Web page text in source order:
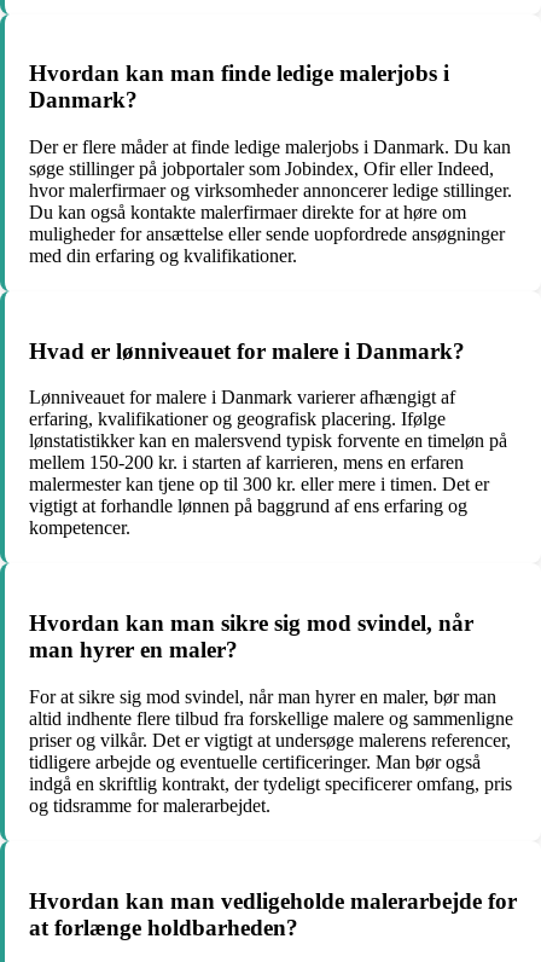
Hvordan kan man finde ledige malerjobs i
Danmark?
Der er flere måder at finde ledige malerjobs i Danmark. Du kan
søge stillinger på jobportaler som Jobindex, Ofir eller Indeed,
hvor malerfirmaer og virksomheder annoncerer ledige stillinger.
Du kan også kontakte malerfirmaer direkte for at høre om
muligheder for ansættelse eller sende uopfordrede ansøgninger
med din erfaring og kvalifikationer.
Hvad er lønniveauet for malere i Danmark?
Lønniveauet for malere i Danmark varierer afhængigt af
erfaring, kvalifikationer og geografisk placering. Ifølge
lønstatistikker kan en malersvend typisk forvente en timeløn på
mellem 150-200 kr. i starten af karrieren, mens en erfaren
malermester kan tjene op til 300 kr. eller mere i timen. Det er
vigtigt at forhandle lønnen på baggrund af ens erfaring og
kompetencer.
Hvordan kan man sikre sig mod svindel, når
man hyrer en maler?
For at sikre sig mod svindel, når man hyrer en maler, bør man
altid indhente flere tilbud fra forskellige malere og sammenligne
priser og vilkår. Det er vigtigt at undersøge malerens referencer,
tidligere arbejde og eventuelle certificeringer. Man bør også
indgå en skriftlig kontrakt, der tydeligt specificerer omfang, pris
og tidsramme for malerarbejdet.
Hvordan kan man vedligeholde malerarbejde for
at forlænge holdbarheden?